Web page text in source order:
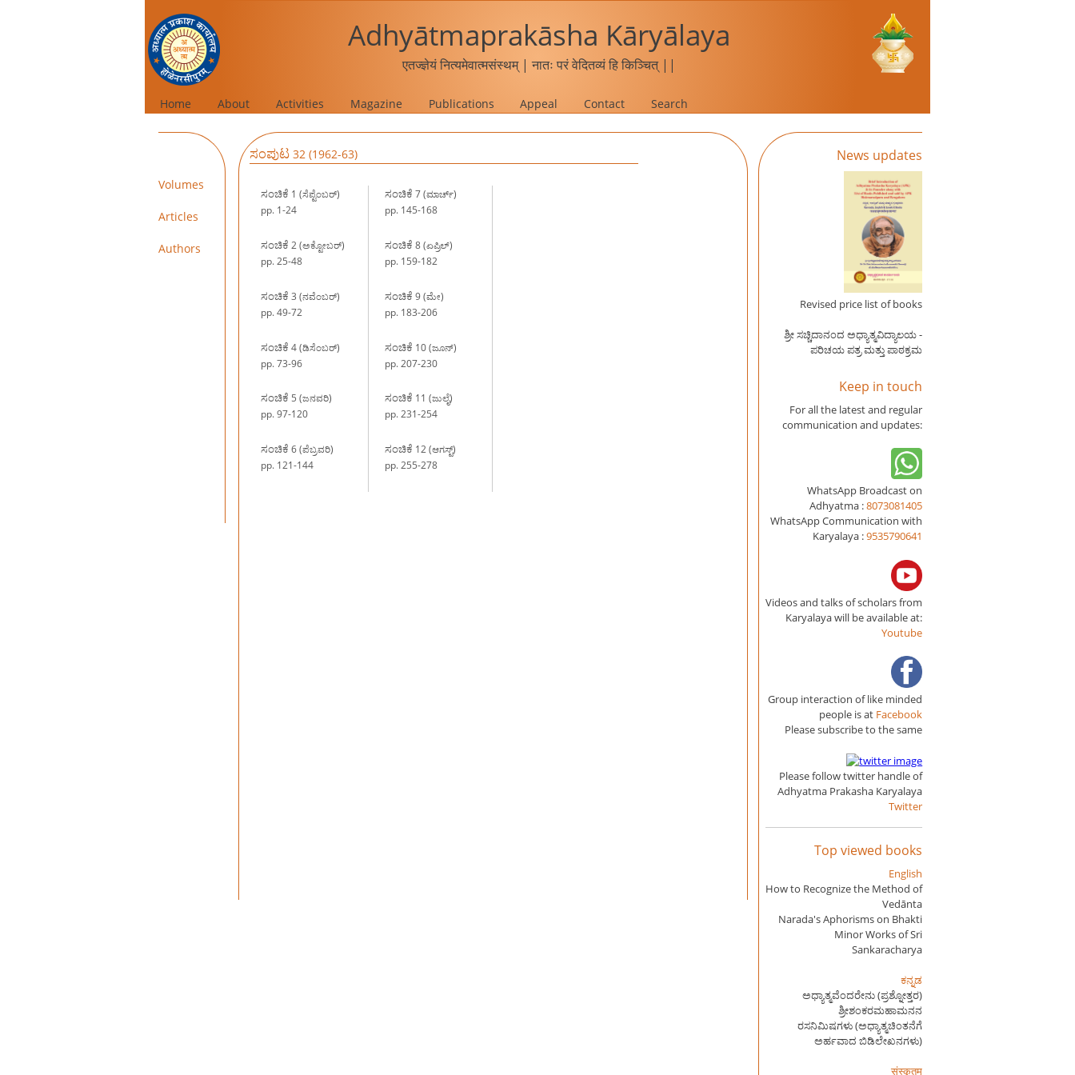
Adhyātmaprakāsha Kāryālaya
एतज्ज्ञेयं नित्यमेवात्मसंस्थम् | नातः परं वेदितव्यं हि किञ्चित् ||
Home About Activities Magazine Publications Appeal Contact Search
Volumes
Articles
Authors
ಸಂಪುಟ 32 (1962-63)
ಸಂಚಿಕೆ 1 (ಸೆಪ್ಟೆಂಬರ್)
pp. 1-24
ಸಂಚಿಕೆ 2 (ಅಕ್ಟೋಬರ್)
pp. 25-48
ಸಂಚಿಕೆ 3 (ನವೆಂಬರ್)
pp. 49-72
ಸಂಚಿಕೆ 4 (ಡಿಸೆಂಬರ್)
pp. 73-96
ಸಂಚಿಕೆ 5 (ಜನವರಿ)
pp. 97-120
ಸಂಚಿಕೆ 6 (ಪೆಬ್ರವರಿ)
pp. 121-144
ಸಂಚಿಕೆ 7 (ಮಾರ್ಚ್)
pp. 145-168
ಸಂಚಿಕೆ 8 (ಏಪ್ರಿಲ್)
pp. 159-182
ಸಂಚಿಕೆ 9 (ಮೇ)
pp. 183-206
ಸಂಚಿಕೆ 10 (ಜೂನ್)
pp. 207-230
ಸಂಚಿಕೆ 11 (ಜುಲೈ)
pp. 231-254
ಸಂಚಿಕೆ 12 (ಆಗಸ್ಟ್)
pp. 255-278
News updates
Revised price list of books
ಶ್ರೀ ಸಚ್ಚಿದಾನಂದ ಅಧ್ಯಾತ್ಮವಿದ್ಯಾಲಯ -
ಪರಿಚಯ ಪತ್ರ ಮತ್ತು ಪಾಠಕ್ರಮ
Keep in touch
For all the latest and regular
communication and updates:
WhatsApp Broadcast on
Adhyatma :8073081405
WhatsApp Communication with
Karyalaya :9535790641
Videos and talks of scholars from
Karyalaya will be available at:
Youtube
Group interaction of like minded
people is at Facebook
Please subscribe to the same
Please follow twitter handle of
Adhyatma Prakasha Karyalaya
Twitter
Top viewed books
English
How to Recognize the Method of
Vedānta
Narada's Aphorisms on Bhakti
Minor Works of Sri
Sankaracharya
ಕನ್ನಡ
ಅಧ್ಯಾತ್ಮವೆಂದರೇನು (ಪ್ರಶ್ನೋತ್ತರ)
ಶ್ರೀಶಂಕರಮಹಾಮನನ
ರಸನಿಮಿಷಗಳು (ಅಧ್ಯಾತ್ಮಚಿಂತನೆಗೆ
ಅರ್ಹವಾದ ಬಿಡಿಲೇಖನಗಳು)
संस्कृतम्